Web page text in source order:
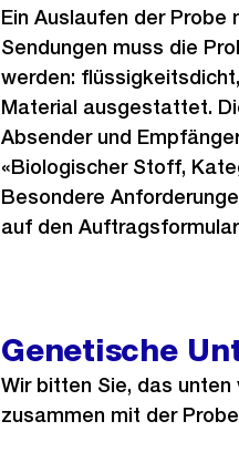
Ein Auslaufen der Probe
Sendungen muss die
werden:
Material ausgestattet.
Absender und
«Biologischer Stoff,
Besondere
auf den
Genetische
Wir bitten Sie, das
zusammen mit der